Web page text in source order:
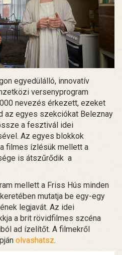
egyedülálló, innovatív
versenyprogram
nevezés érkezett, ezeket
az egyes szekciókat Beleznay
a fesztivál idei
Az egyes blokkok
filmes ízlésük mellett a
is átszűrődik a
mellett a Friss Hús minden
mutatja be egy-egy
legjavát. Az idei
a brit rövidfilmes szcéna
ad ízelítőt. A filmekről
olvashatsz.